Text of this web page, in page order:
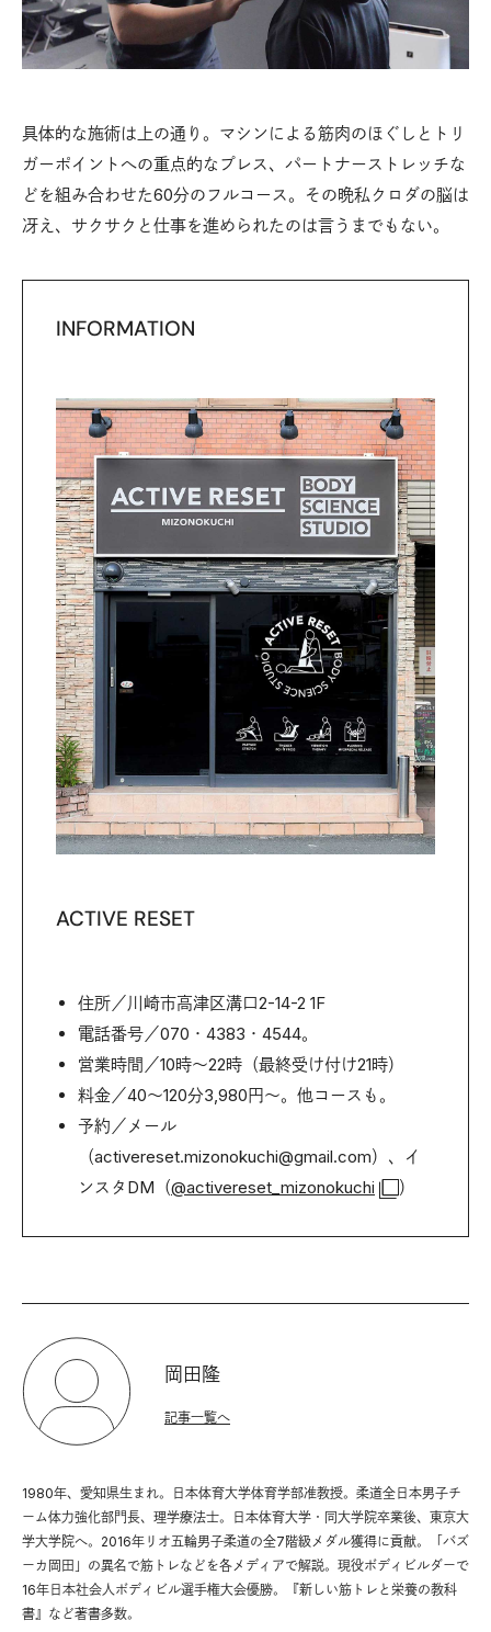
具体的な施術は上の通り。マシンによる筋肉のほぐしとトリ
ガーポイントへの重点的なプレス、パートナーストレッチな
どを組み合わせた60分のフルコース。その晩私クロダの脳は
冴え、サクサクと仕事を進められたのは言うまでもない。
INFORMATION
ACTIVE RESET
住所／川崎市高津区溝口2-14-2 1F
電話番号／070・4383・4544。
営業時間／10時～22時（最終受け付け21時）
料金／40〜120分3,980円〜。他コースも。
予約／メール
（activereset.mizonokuchi@gmail.com）、イ
ンスタDM（@activereset_mizonokuchi ）
岡田隆
1980年、愛知県生まれ。日本体育大学体育学部准教授。柔道全日本男子チ
ーム体力強化部門長、理学療法士。日本体育大学・同大学院卒業後、東京大
学大学院へ。2016年リオ五輪男子柔道の全7階級メダル獲得に貢献。「バズ
ーカ岡田」の異名で筋トレなどを各メディアで解説。現役ボディビルダーで
16年日本社会人ボディビル選手権大会優勝。『新しい筋トレと栄養の教科
書』など著書多数。
記事一覧へ